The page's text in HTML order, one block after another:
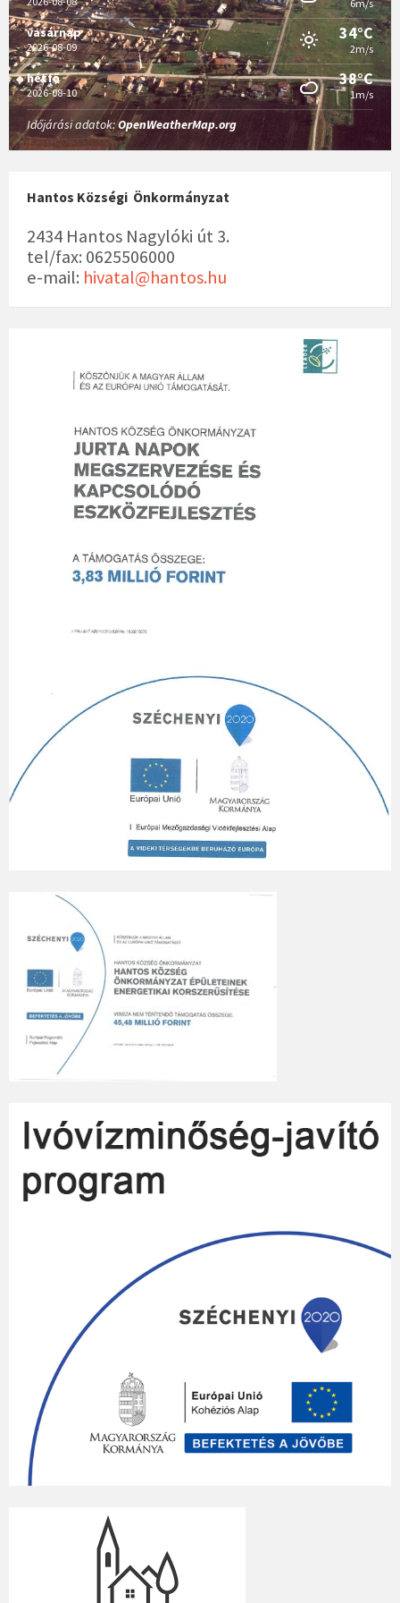
6m/s
vasárnap
2026-08-09
34°C
2m/s
hétfő
2026-08-10
38°C
1m/s
Időjárási adatok:OpenWeatherMap.org
Hantos Községi Önkormányzat
2434 Hantos Nagylóki út 3.
tel/fax: 0625506000
e-mail: hivatal@hantos.hu